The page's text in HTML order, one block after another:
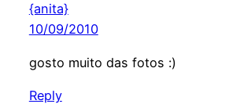
{anita}
10/09/2010
gosto muito das fotos :)
Reply